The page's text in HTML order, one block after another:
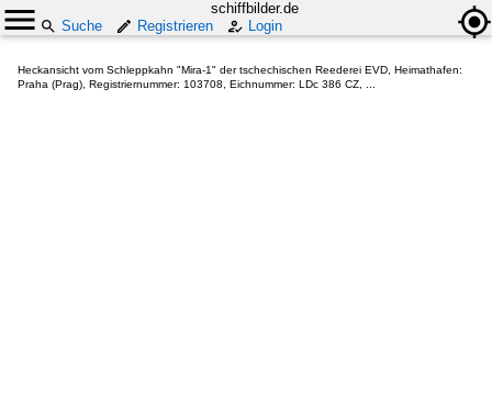
schiffbilder.de
Suche
Registrieren Login
Heckansicht vom Schleppkahn "Mira-1" der tschechischen Reederei EVD, Heimathafen:
Praha (Prag), Registriernummer: 103708, Eichnummer: LDc 386 CZ, ...